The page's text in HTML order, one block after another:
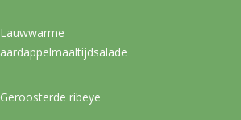
Lauwwarme
aardappelmaaltijdsalade
Geroosterde ribeye